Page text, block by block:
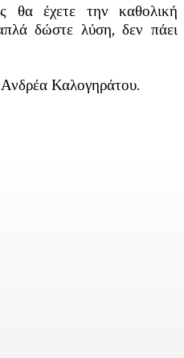
θα έχετε την καθολική
δώστε λύση, δεν πάει
Καλογηράτου.